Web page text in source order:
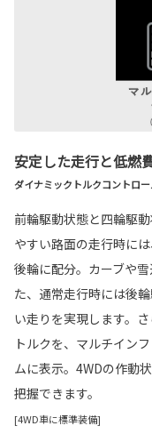
安定した走行と低燃
ダイナミックトルクコントロ
前輪駆動状態と四輪駆
やすい路面の走行時に
後輪に配分。カーブや
た、通常走行時には後
い走りを実現します。
トルクを、マルチイン
ムに表示。4WDの作動
把握できます。
[4WD車に標準装備]